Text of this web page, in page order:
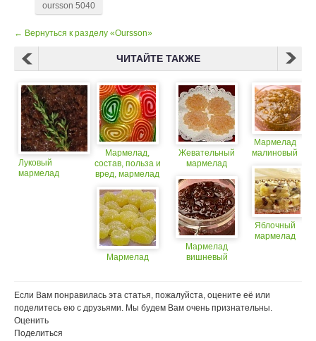
oursson 5040
← Вернуться к разделу «Oursson»
ЧИТАЙТЕ ТАКЖЕ
Луковый
мармелад
Мармелад,
состав, польза и
вред, мармелад
Мармелад
Жевательный
мармелад
Мармелад
вишневый
Мармелад
малиновый
Яблочный
мармелад
Если Вам понравилась эта статья, пожалуйста, оцените её или
поделитесь ею с друзьями. Мы будем Вам очень признательны.
Оценить
Поделиться